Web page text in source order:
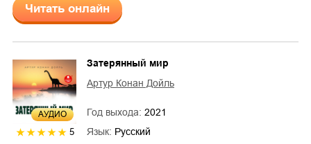
Читать онлайн
AУДИО
5
Затерянный мир
Артур Конан Дойль
Год выхода: 2021
Язык: Русский